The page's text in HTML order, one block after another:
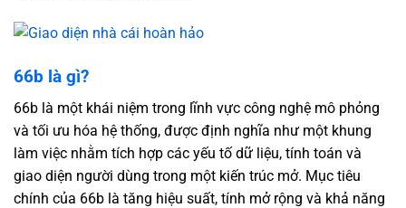
66b là gì?
66b là một khái niệm trong lĩnh vực công nghệ mô phỏng
và tối ưu hóa hệ thống, được định nghĩa như một khung
làm việc nhằm tích hợp các yếu tố dữ liệu, tính toán và
giao diện người dùng trong một kiến trúc mở. Mục tiêu
chính của 66b là tăng hiệu suất, tính mở rộng và khả năng